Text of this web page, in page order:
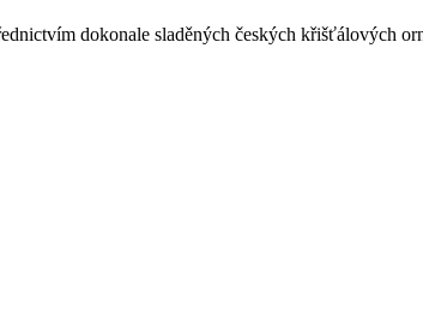
dokonale sladěných českých křišťálových